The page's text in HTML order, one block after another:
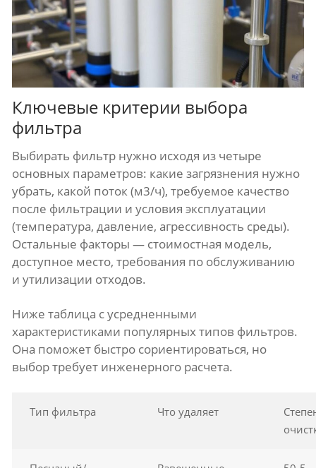
Ключевые критерии выбора
фильтра
Выбирать фильтр нужно исходя из четыре
основных параметров: какие загрязнения нужно
убрать, какой поток (м3/ч), требуемое качество
после фильтрации и условия эксплуатации
(температура, давление, агрессивность среды).
Остальные факторы — стоимостная модель,
доступное место, требования по обслуживанию
и утилизации отходов.
Ниже таблица с усредненными
характеристиками популярных типов фильтров.
Она поможет быстро сориентироваться, но
выбор требует инженерного расчета.
Тип фильтра Что удаляет